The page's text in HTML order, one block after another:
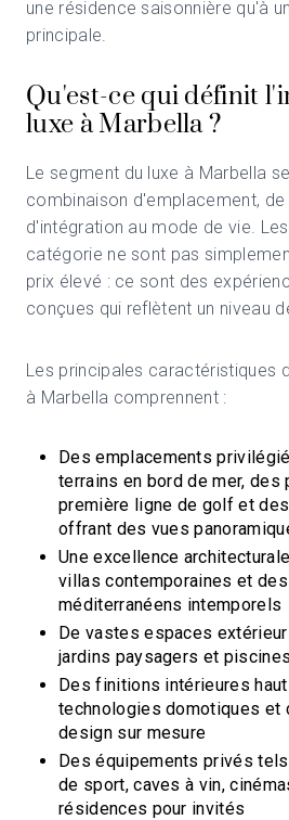
une résidence saisonnière qu'à
principale.
Qu'est-ce qui définit
luxe à Marbella ?
Le segment du luxe à Marbella
combinaison d'emplacement,
d'intégration au mode de vie.
catégorie ne sont pas
prix élevé : ce sont des
conçues qui reflètent un niveau
Les principales caractéristiques
à Marbella comprennent :
Des emplacements
terrains en bord de mer, des
première ligne de golf et
offrant des vues
Une excellence
villas contemporaines et
méditerranéens intemporels
De vastes espaces
jardins paysagers et
Des finitions intérieures
technologies domotiques et
design sur mesure
Des équipements privés
de sport, caves à vin,
résidences pour invités